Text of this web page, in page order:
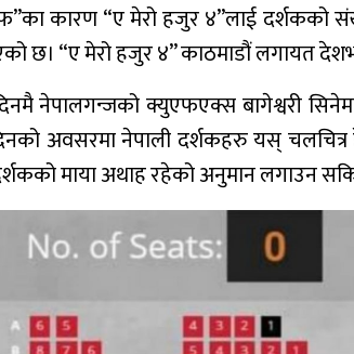
कारण “ए मेरो हजुर ४”लाई दर्शकको
छ। “ए मेरो हजुर ४” काठमाडौं लगायत
नेपालगन्जको क्युएफएक्स बागेश्वरी
अवसरमा नेपाली दर्शकहरु यस् चलचित्र
माया अथाह रहेको अनुमान लगाउन